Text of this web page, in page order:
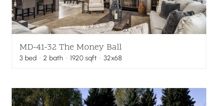
MD-41-32 The Money Ball
3 bed · 2 bath · 1920 sqft· 32x68